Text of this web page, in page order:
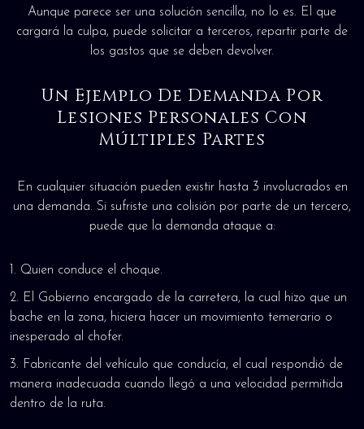
Aunque parece ser una solución sencilla, no lo es. El que
cargará la culpa, puede solicitar a terceros, repartir parte de
los gastos que se deben devolver.
Un Ejemplo De Demanda Por
Lesiones Personales Con
Múltiples Partes
En cualquier situación pueden existir hasta 3 involucrados en
una demanda. Si sufriste una colisión por parte de un tercero,
puede que la demanda ataque a:
Quien conduce el choque.
El Gobierno encargado de la carretera, la cual hizo que un
bache en la zona, hiciera hacer un movimiento temerario o
inesperado al chofer.
Fabricante del vehículo que conducía, el cual respondió de
manera inadecuada cuando llegó a una velocidad permitida
dentro de la ruta.